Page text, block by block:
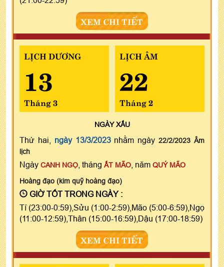
XEM CHI TIẾT
LỊCH DƯƠNG
13
Tháng 3
LỊCH ÂM
22
Tháng 2
NGÀYXẤU
Thứ hai, ngày 13/3/2023nhằm ngày22/2/2023 Âm
lịch
Ngày CANH NGỌ , tháng ẤT MÃO , năm QUÝ MÃO
Hoàng đạo (kim quỹ hoàng đạo)
GIỜ TỐT TRONG NGÀY :
Tí (23:00-0:59),Sửu (1:00-2:59),Mão (5:00-6:59),Ngọ
(11:00-12:59),Thân (15:00-16:59),Dậu (17:00-18:59)
XEM CHI TIẾT